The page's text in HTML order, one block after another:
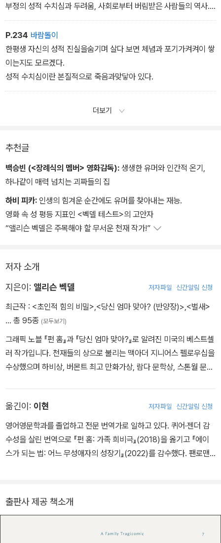
부정의 성적 수치심과 두려움, 사회로부터 버림받은 사람들의 역사.
실상은 아버지의 이야기도 이러한비극적 서사에 속한다고 말하고 싶
다.
아버지가 동성애 혐오로 희생당한 피해자라고 주장하면 마음이 편해
진다.
P.234 바람돌이
한평생 자신의 성적 진실을숨기며 살다 보면 체념과 포기가켜켜이 쌓
이는지도 모르겠다.
성적 수치심이란 본질적으로 죽음과맞닿아 있다.
더보기
추천글
백승빈 (<장례식의 멤버> 영화감독): 생생한 유머와 인간적 온기,
하나같이 매력 넘치는 괴짜들의 집
하비 피카: 인생의 힘겨운 순간에도 유머를 찾아내는 재능.
영화 속 성 평등 지표인 <벡델 테스트>의 고안자
“앨리슨 벡델은 주목해야 할 무서운 천재 작가!”
저자 소개
지은이: 앨리슨 벡델 저자파일 신간알림 신청
최근작 : <초인적 힘의 비밀> <당신 엄마 맞아? (반양장)> <벌새>
… 총 95종 (모두보기)
그래픽 노블 『펀 홈』과 『당신 엄마 맞아?』로 알려진 미국의 베스트셀
러 작가입니다. 천재들의 상으로 불리는 맥아더 지니어스 펠로우십을
수상했으며 하비상, 버몬트 최고 만화가상, 람다 문학상, 스톤월 문학
원작자이기도 합니다. 1983년부터 25년에 걸쳐 신문에 연재한 『주
목할 만한 레즈비언들』은 현대 레즈비언의 삶을 세밀하게 그려 낸 연
대기로 '만화계에서 흔치 않은 탁월한 대작'이라 평가받습니다. 그 에
피소드 중 하나로 영화계 성평등 지표인 '벡델 테스트'가 만들어지기
『초인적 힘의 비밀』을 완성했습니다.
옮긴이: 이현 저자파일 신간알림 신청
영어영문학과를 졸업하고 전문 번역가로 일하고 있다. 퀴어·젠더 감
수성을 살린 번역으로 『펀 홈: 가족 희비극』(2018)을 옮기고 『에이
스가 되는 법: 어느 무성애자의 성장기』(2022)를 감수했다. 팬로맨
출판사 제공 책소개